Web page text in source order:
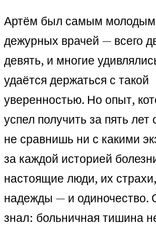
Артём был самым молодым
дежурных врачей — всего
девять, и многие
удаётся держаться с такой
уверенностью. Но опыт,
успел получить за пять
не сравнишь ни с какими
за каждой историей
настоящие люди, их
надежды — и одиночество.
знал: больничная тишина